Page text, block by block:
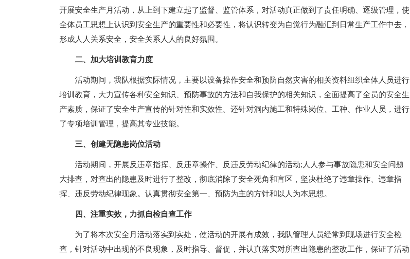
开展安全生产月活动，从上到下建立起了监督、监管体系，对活动真正做到了责任明确、逐级管理，使
全体员工思想上认识到安全生产的重要性和必要性，将认识转变为自觉行为融汇到日常生产工作中去，
形成人人关系安全，安全关系人人的良好氛围。
二、加大培训教育力度
活动期间，我队根据实际情况，主要以设备操作安全和预防自然灾害的相关资料组织全体人员进行
培训教育，大力宣传各种安全知识、预防事故的方法和自我保护的相关知识，全面提高了全员的安全生
产素质，保证了安全生产宣传的针对性和实效性。还针对洞内施工和特殊岗位、工种、作业人员，进行
了专项培训管理，提高其专业技能。
三、创建无隐患岗位活动
活动期间，开展反违章指挥、反违章操作、反违反劳动纪律的活动;人人参与事故隐患和安全问题
大排查，对查出的隐患及时进行了整改，彻底消除了安全死角和盲区，坚决杜绝了违章操作、违章指
挥、违反劳动纪律现象。认真贯彻安全第一、预防为主的方针和以人为本思想。
四、注重实效，力抓自检自查工作
为了将本次安全月活动落实到实处，使活动的开展有成效，我队管理人员经常到现场进行安全检
查，针对活动中出现的不良现象，及时指导、督促，并认真落实对所查出隐患的整改工作，保证了活动